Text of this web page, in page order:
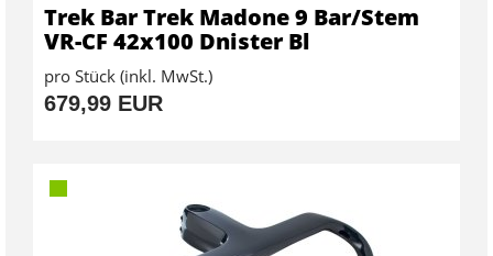
Trek Bar Trek Madone 9 Bar/Stem
VR-CF 42x100 Dnister Bl
pro Stück (inkl. MwSt.)
679,99 EUR